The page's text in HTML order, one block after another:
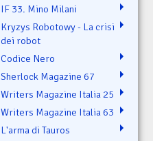
IF 33. Mino Milani
Kryzys Robotowy - La crisi
dei robot
Codice Nero
Sherlock Magazine 67
Writers Magazine Italia 25
Writers Magazine Italia 63
L'arma di Tauros